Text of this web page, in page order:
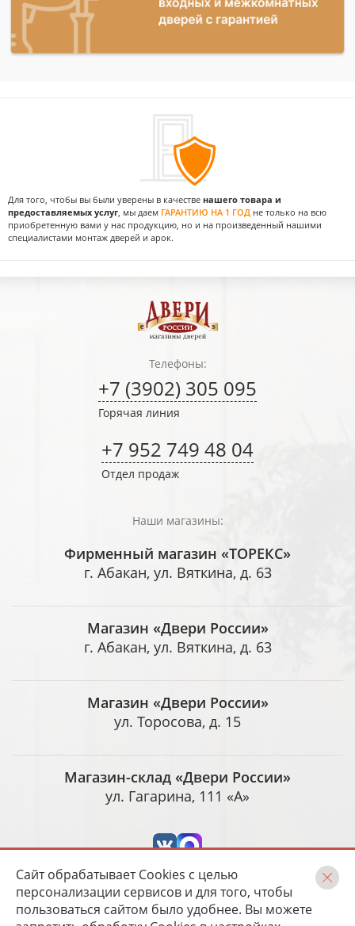
Для того, чтобы вы были уверены в качестве нашего товара и
предоставляемых услуг , мы даем ГАРАНТИЮ НА 1 ГОД не только на всю
приобретенную вами у нас продукцию, но и на произведенный нашими
специалистами монтаж дверей и арок.
Сайт обрабатывает Cookies с целью
персонализации сервисов и для того, чтобы
пользоваться сайтом было удобнее. Вы можете
Телефоны:
+7 (3902) 305 095
Горячая линия
+7 952 749 48 04
Отдел продаж
Наши магазины:
Фирменный магазин «ТОРЕКС»
г. Абакан, ул. Вяткина, д. 63
Магазин «Двери России»
г. Абакан, ул. Вяткина, д. 63
Магазин «Двери России»
ул. Торосова, д. 15
Магазин-склад «Двери России»
ул. Гагарина, 111 «А»